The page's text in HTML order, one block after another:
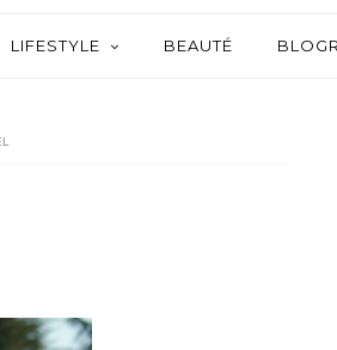
LIFESTYLE BEAUTÉ